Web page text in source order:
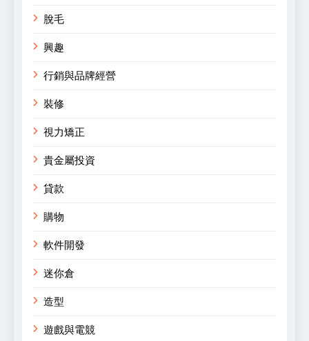
脫毛
興趣
行銷與品牌經營
裝修
視力矯正
貴金屬投資
貸款
購物
軟件開發
迷你倉
造型
遊戲與電競